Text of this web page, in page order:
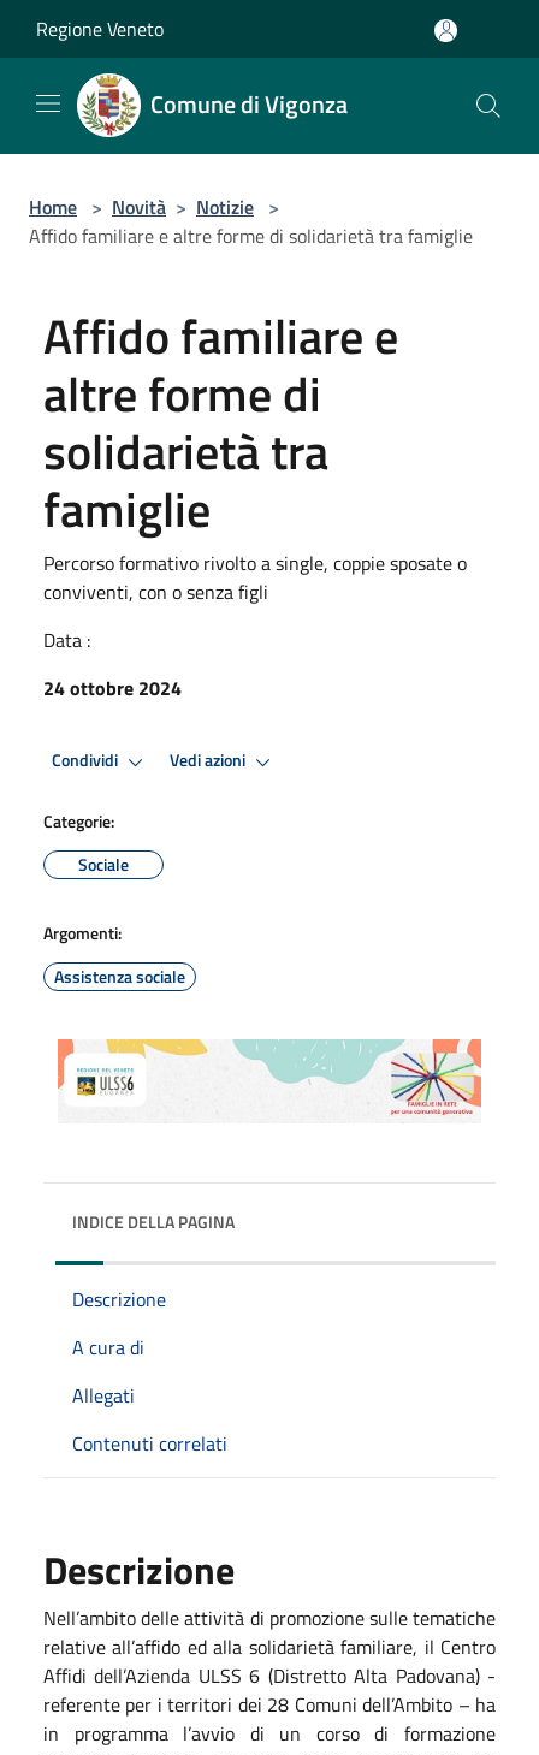
Regione Veneto
Comune di Vigonza
Home > Novità > Notizie >
Affido familiare e altre forme di solidarietà tra famiglie
Affido familiare e
altre forme di
solidarietà tra
famiglie
Percorso formativo rivolto a single, coppie sposate o
conviventi, con o senza figli
Data :
24 ottobre 2024
Condividi Vedi azioni
Categorie:
Sociale
Argomenti:
Assistenza sociale
INDICE DELLA PAGINA
Descrizione
A cura di
Allegati
Contenuti correlati
Descrizione
Nell’ambito delle attività di promozione sulle tematiche
relative all’affido ed alla solidarietà familiare, il Centro
Affidi dell’Azienda ULSS 6 (Distretto Alta Padovana) -
referente per i territori dei 28 Comuni dell’Ambito – ha
in programma l’avvio di un corso di formazione